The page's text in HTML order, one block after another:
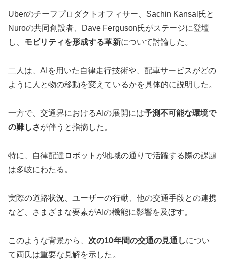
Uberのチーフプロダクトオフィサー、Sachin Kansal氏と
Nuroの共同創設者、Dave Ferguson氏がステージに登壇
し、 モビリティを形成する革新について討論した。
二人は、AIを用いた自律走行技術や、配車サービスがどの
ように人と物の移動を変えているかを具体的に説明した。
一方で、交通界におけるAIの展開には予測不可能な環境で
の難しさが伴うと指摘した。
特に、自律配達ロボットが地域の通りで活躍する際の課題
は多岐にわたる。
実際の道路状況、ユーザーの行動、他の交通手段との連携
など、さまざまな要素がAIの機能に影響を及ぼす。
このような背景から、 次の10年間の交通の見通しについ
て両氏は重要な見解を示した。